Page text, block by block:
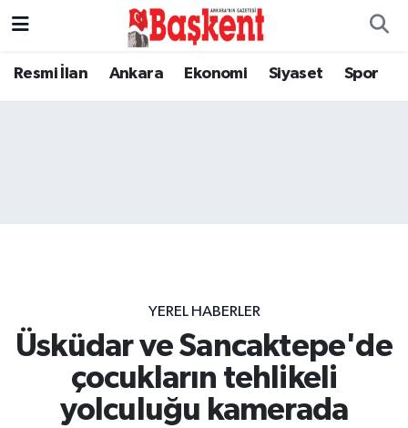
Resmi İlan Ankara Ekonomi Siyaset Spor
YEREL HABERLER
Üsküdar ve Sancaktepe'de
çocukların tehlikeli
yolculuğu kamerada